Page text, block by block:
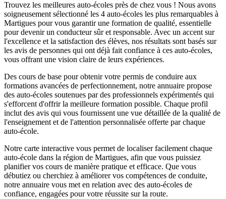
Trouvez les meilleures auto-écoles près de chez vous ! Nous avons
soigneusement sélectionné les 4 auto-écoles les plus remarquables à
Martigues pour vous garantir une formation de qualité, essentielle
pour devenir un conducteur sûr et responsable. Avec un accent sur
l'excellence et la satisfaction des élèves, nos résultats sont basés sur
les avis de personnes qui ont déjà fait confiance à ces auto-écoles,
vous offrant une vision claire de leurs expériences.
Des cours de base pour obtenir votre permis de conduire aux
formations avancées de perfectionnement, notre annuaire propose
des auto-écoles soutenues par des professionnels expérimentés qui
s'efforcent d'offrir la meilleure formation possible. Chaque profil
inclut des avis qui vous fournissent une vue détaillée de la qualité de
l'enseignement et de l'attention personnalisée offerte par chaque
auto-école.
Notre carte interactive vous permet de localiser facilement chaque
auto-école dans la région de Martigues, afin que vous puissiez
planifier vos cours de manière pratique et efficace. Que vous
débutiez ou cherchiez à améliorer vos compétences de conduite,
notre annuaire vous met en relation avec des auto-écoles de
confiance, engagées pour votre réussite sur la route.